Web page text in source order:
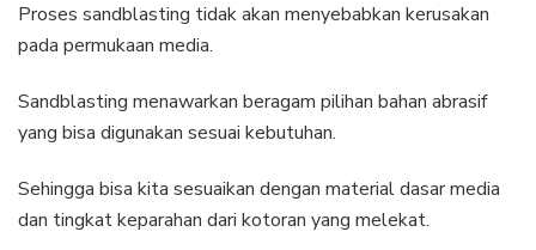
Proses sandblasting tidak akan menyebabkan kerusakan
pada permukaan media.
Sandblasting menawarkan beragam pilihan bahan abrasif
yang bisa digunakan sesuai kebutuhan.
Sehingga bisa kita sesuaikan dengan material dasar media
dan tingkat keparahan dari kotoran yang melekat.